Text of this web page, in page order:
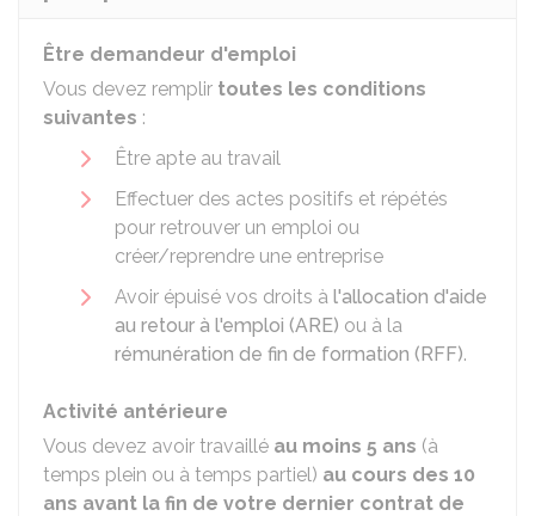
Être demandeur d'emploi
Vous devez remplir toutes les conditions
suivantes :
Être apte au travail
Effectuer des actes positifs et répétés
pour retrouver un emploi ou
créer/reprendre une entreprise
Avoir épuisé vos droits à l'allocation d'aide
au retour à l'emploi (ARE) ou à la
rémunération de fin de formation (RFF).
Activité antérieure
Vous devez avoir travaillé au moins 5 ans (à
temps plein ou à temps partiel) au cours des 10
ans avant la fin de votre dernier contrat de